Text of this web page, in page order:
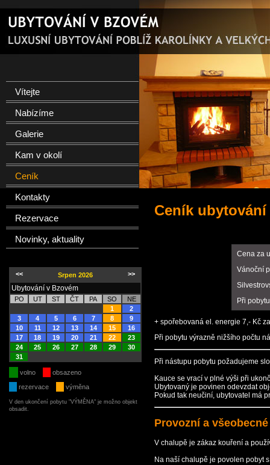
Vítejte
Nabízíme
Galerie
Kam v okolí
Ceník
Kontakty
Rezervace
Novinky, aktuality
<< Srpen 2026 >>
Ubytování v Bzovém
PO UT ST ČT PA SO
NE
1
2
3
4 5 6 7 8
9
10
11 12 13 14 15
16
17
18 19 20 21 22
23
24
25 26 27 28 29
30
31
volno
obsazeno
rezervace
výměna
V den ukončení pobytu "VÝMĚNA" je možno objekt
obsadit.
Ceník ubytování
Cena za
Vánoční
Při
+ spořebovaná el. energie 7,- Kč
Při pobytu výrazně nižšího počtu
Při nástupu pobytu požadujeme
Kauce se vrací v plné výši při
Ubytovaný je povinen odevzdat
Pokud tak neučiní, ubytovatel má
Provozní a
V chalupě je zákaz kouření a
Na naší chalupě je povolen pobyt